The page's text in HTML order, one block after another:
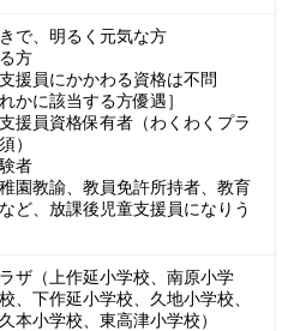
で、明るく元気な方
方
援員にかかわる資格は不問
かに該当する方優遇］
援員資格保有者（わくわくプラ
）
者
園教諭、教員免許所持者、教育
ど、放課後児童支援員になりう
ザ（上作延小学校、南原小学
、下作延小学校、久地小学校、
本小学校、東高津小学校）